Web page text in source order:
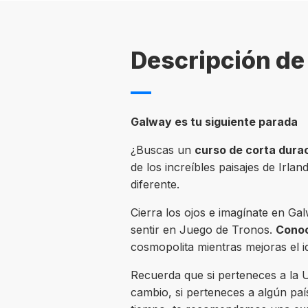
Descripción
Galway es tu siguiente parada
¿Buscas un curso de corta
de los increíbles paisajes de
diferente.
Cierra los ojos e imagínate en
sentir en Juego de Tronos.
cosmopolita mientras mejoras el
Recuerda que si perteneces a la
cambio, si perteneces a algún